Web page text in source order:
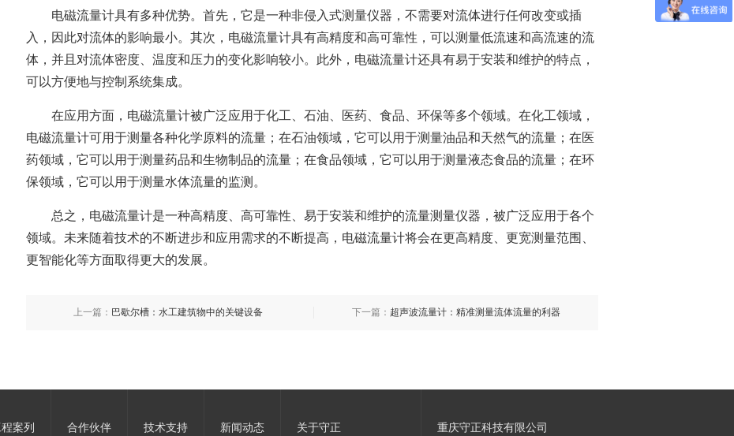
电磁流量计具有多种优势。首先，它是一种非侵入式测量仪器，不需要对流体进行任何改变或插
入，因此对流体的影响最小。其次，电磁流量计具有高精度和高可靠性，可以测量低流速和高流速的流
体，并且对流体密度、温度和压力的变化影响较小。此外，电磁流量计还具有易于安装和维护的特点，
可以方便地与控制系统集成。
在应用方面，电磁流量计被广泛应用于化工、石油、医药、食品、环保等多个领域。在化工领域，
电磁流量计可用于测量各种化学原料的流量；在石油领域，它可以用于测量油品和天然气的流量；在医
药领域，它可以用于测量药品和生物制品的流量；在食品领域，它可以用于测量液态食品的流量；在环
保领域，它可以用于测量水体流量的监测。
总之，电磁流量计是一种高精度、高可靠性、易于安装和维护的流量测量仪器，被广泛应用于各个
领域。未来随着技术的不断进步和应用需求的不断提高，电磁流量计将会在更高精度、更宽测量范围、
更智能化等方面取得更大的发展。
上一篇： 巴歇尔槽：水工建筑物中的关键设备 下一篇： 超声波流量计：精准测量流体流量的利器
案列 合作伙伴 技术支持 新闻动态 关于守正 重庆守正科技有限公司